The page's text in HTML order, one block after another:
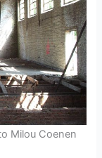
Milou Coenen